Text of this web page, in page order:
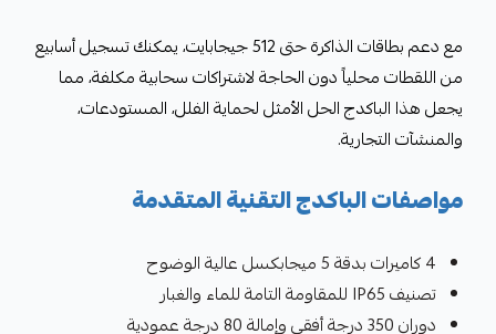
مع دعم بطاقات الذاكرة حتى 512 جيجابايت، يمكنك تسجيل أسابيع
من اللقطات محلياً دون الحاجة لاشتراكات سحابية مكلفة، مما
يجعل هذا الباكدج الحل الأمثل لحماية الفلل، المستودعات،
والمنشآت التجارية.
مواصفات الباكدج التقنية المتقدمة
4 كاميرات بدقة 5 ميجابكسل عالية الوضوح
تصنيف IP65 للمقاومة التامة للماء والغبار
دوران 350 درجة أفقي وإمالة 80 درجة عمودية